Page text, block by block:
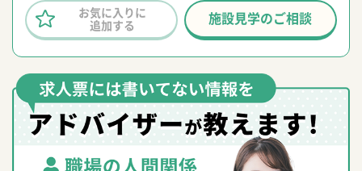
施設見学のご相談
お気に入りに
追加する